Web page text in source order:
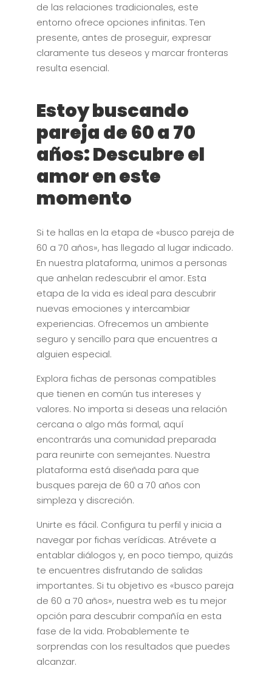
de las relaciones tradicionales, este
entorno ofrece opciones infinitas. Ten
presente, antes de proseguir, expresar
claramente tus deseos y marcar fronteras
resulta esencial.
Estoy buscando
pareja de 60 a 70
años: Descubre el
amor en este
momento
Si te hallas en la etapa de «busco pareja de
60 a 70 años», has llegado al lugar indicado.
En nuestra plataforma, unimos a personas
que anhelan redescubrir el amor. Esta
etapa de la vida es ideal para descubrir
nuevas emociones y intercambiar
experiencias. Ofrecemos un ambiente
seguro y sencillo para que encuentres a
alguien especial.
Explora fichas de personas compatibles
que tienen en común tus intereses y
valores. No importa si deseas una relación
cercana o algo más formal, aquí
encontrarás una comunidad preparada
para reunirte con semejantes. Nuestra
plataforma está diseñada para que
busques pareja de 60 a 70 años con
simpleza y discreción.
Unirte es fácil. Configura tu perfil y inicia a
navegar por fichas verídicas. Atrévete a
entablar diálogos y, en poco tiempo, quizás
te encuentres disfrutando de salidas
importantes. Si tu objetivo es «busco pareja
de 60 a 70 años», nuestra web es tu mejor
opción para descubrir compañía en esta
fase de la vida. Probablemente te
sorprendas con los resultados que puedes
alcanzar.